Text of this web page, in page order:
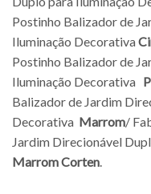
Postinho Balizador de
Iluminação Decorativa
Postinho Balizador de
Iluminação Decorativa
Balizador de Jardim
Decorativa Marrom/
Jardim Direcionável
Marrom Corten